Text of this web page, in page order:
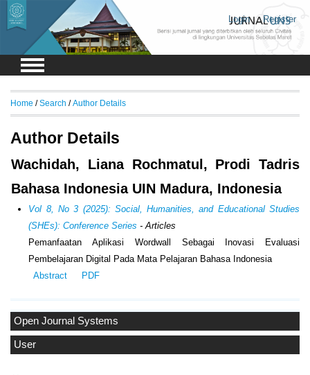
Login Register
Open Journal Systems
User
Home /Search /Author Details
Author Details
Wachidah, Liana Rochmatul, Prodi Tadris
Bahasa Indonesia UIN Madura, Indonesia
Vol 8, No 3 (2025): Social, Humanities, and Educational Studies
(SHEs): Conference Series - Articles
Pemanfaatan Aplikasi Wordwall Sebagai Inovasi Evaluasi
Pembelajaran Digital Pada Mata Pelajaran Bahasa Indonesia
Abstract
PDF